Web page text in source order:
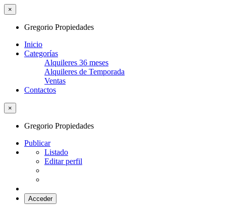
×
Gregorio Propiedades
Inicio
Categorías
Alquileres 36 meses
Alquileres de Temporada
Ventas
Contactos
×
Gregorio Propiedades
Publicar
Listado
Editar perfil
Acceder